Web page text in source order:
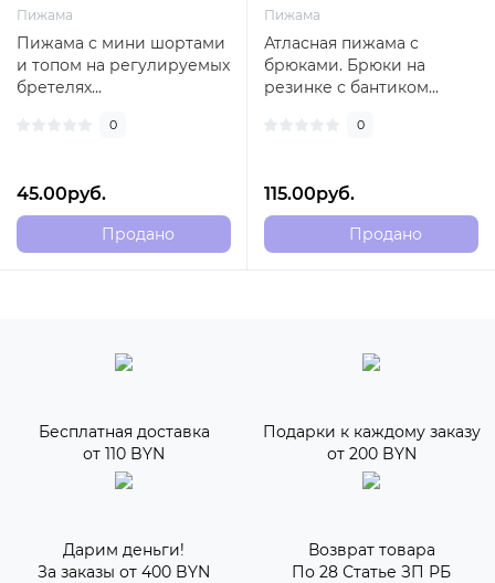
Пижама
Пижама с мини шортами
и топом на регулируемых
бретелях...
0
45.00руб.
Продано
Пижама
Атласная пижама с
брюками. Брюки на
резинке с бантиком...
0
115.00руб.
Продано
Бесплатная доставка
от 110 BYN
Подарки к каждому заказу
от 200 BYN
Дарим деньги!
За заказы от 400 BYN
Возврат товара
По 28 Статье ЗП РБ